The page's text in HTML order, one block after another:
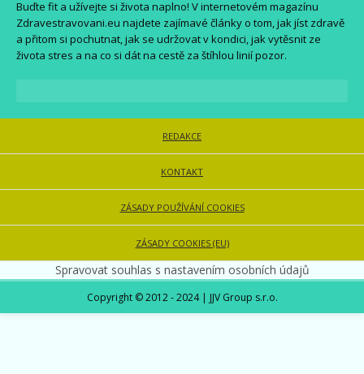
Buďte fit a užívejte si života naplno! V internetovém magazínu
Zdravestravovani.eu najdete zajímavé články o tom, jak jíst zdravě
a přitom si pochutnat, jak se udržovat v kondici, jak vytěsnit ze
života stres a na co si dát na cestě za štíhlou linií pozor.
REDAKCE
KONTAKT
ZÁSADY POUŽÍVÁNÍ COOKIES
ZÁSADY COOKIES (EU)
Spravovat souhlas s nastavením osobních údajů
Copyright © 2012 - 2024 | JJV Group s.r.o.